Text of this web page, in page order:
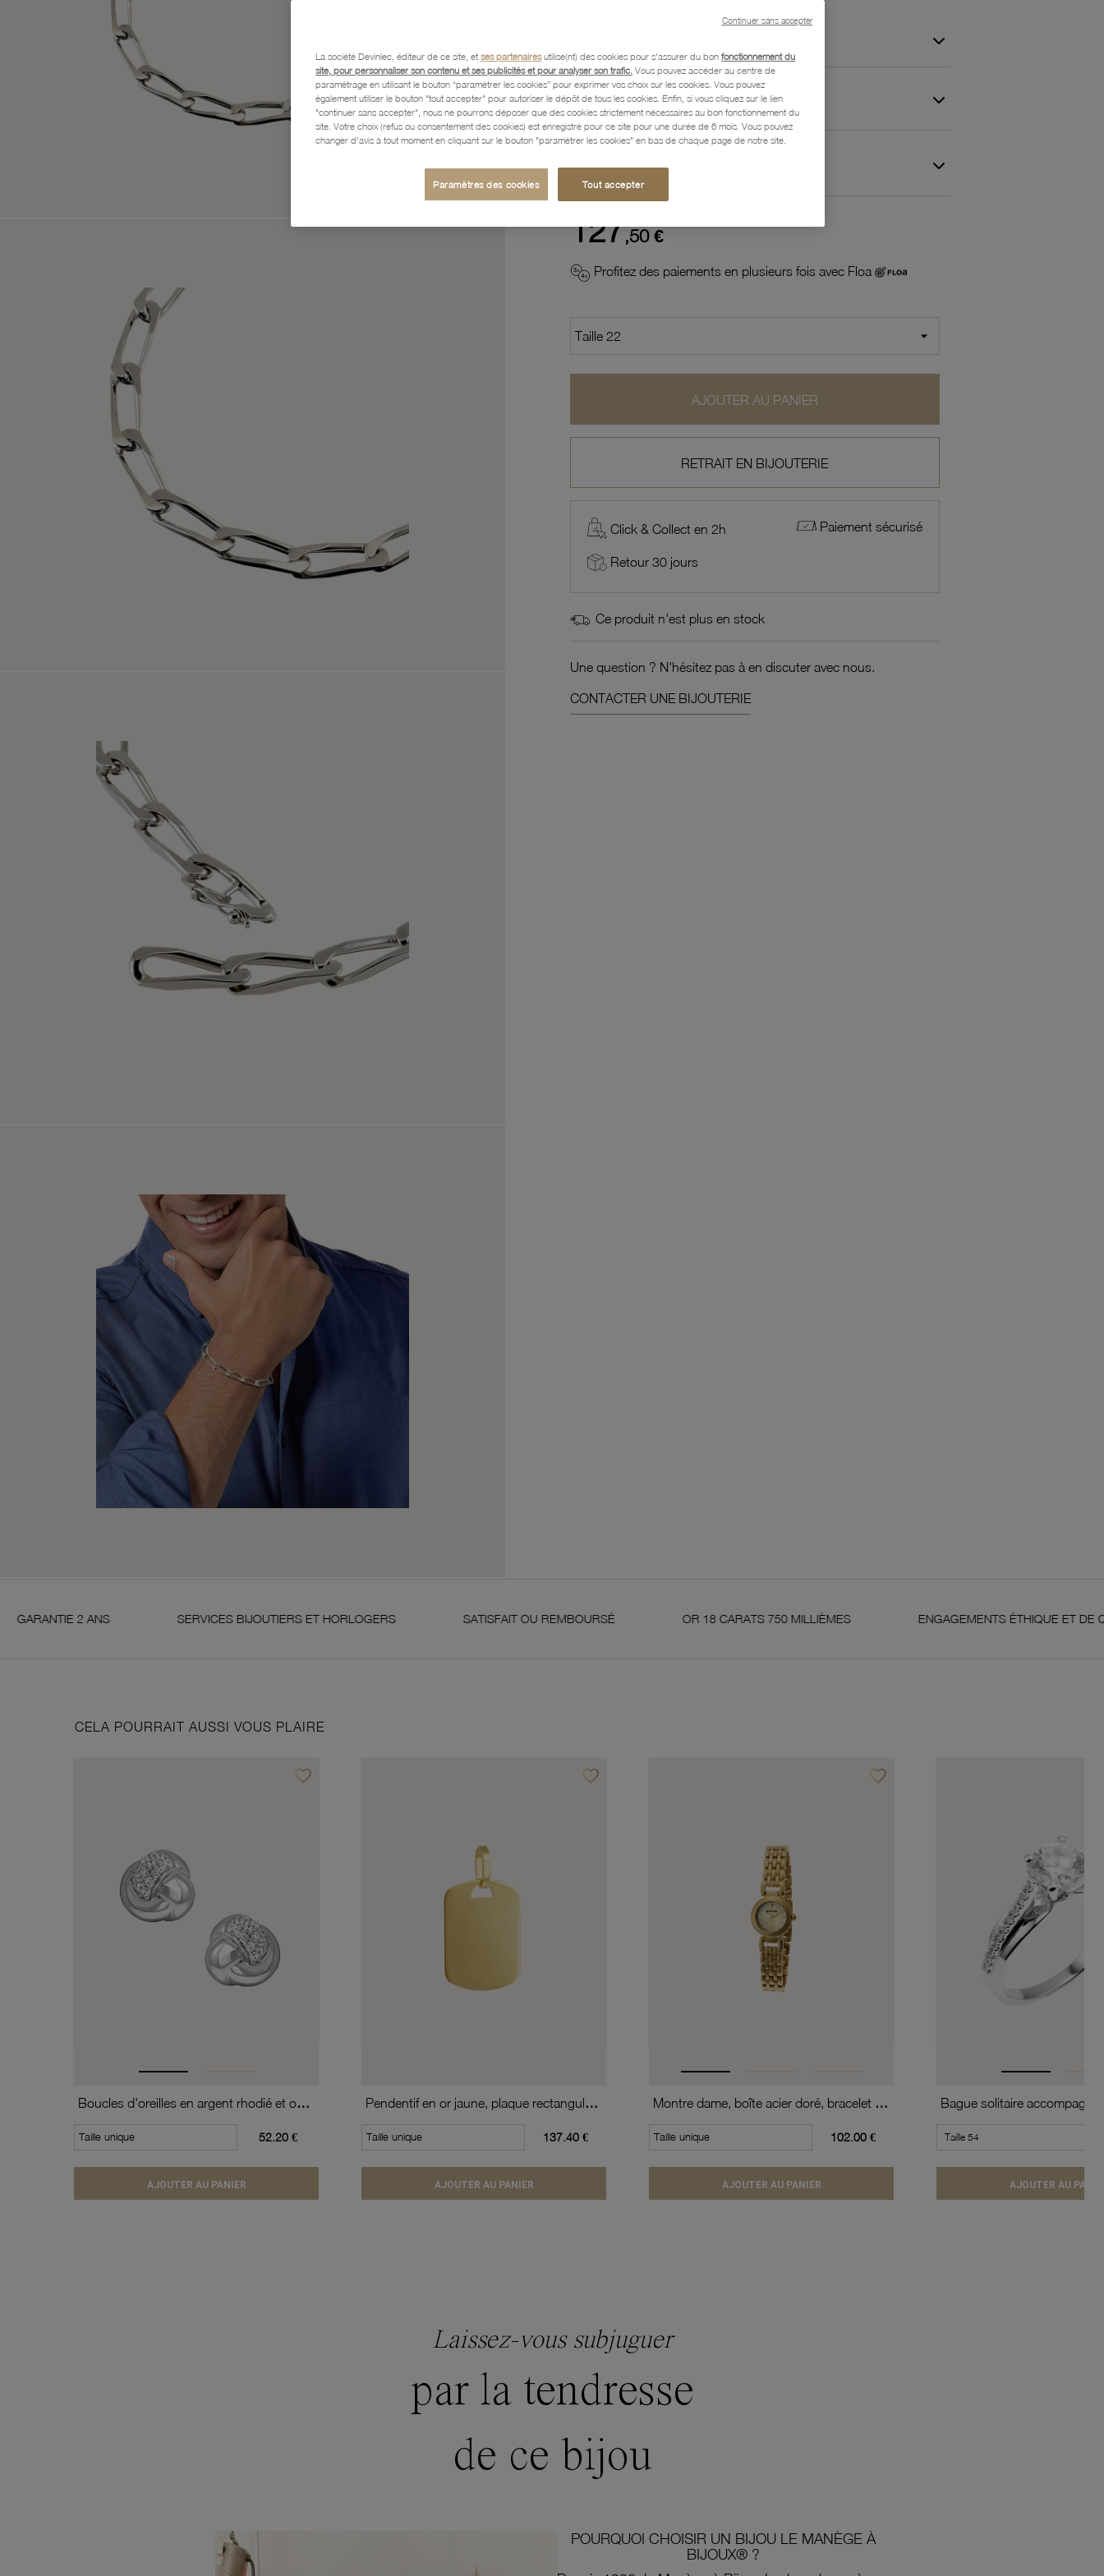
Caractéristiques détaillées
Paiement, Livraison, Retours et Garantie
127,50 €
Profitez des paiements en plusieurs fois avec Floa
AJOUTER AU PANIER
RETRAIT EN BIJOUTERIE
Click & Collect en 2h Paiement sécurisé
Retour 30 jours
Ce produit n'est plus en stock
Une question ? N'hésitez pas à en discuter avec nous.
CONTACTER UNE BIJOUTERIE
2 ANS SERVICES BIJOUTIERS ET HORLOGERS SATISFAIT OU REMBOURSÉ OR 18 CARATS 750 MILLIÈMES ENGAGEMENTS ÉTHIQUE ET DE QUALITÉ
CELA POURRAIT AUSSI VOUS PLAIRE
favorite_borderAjouter à vos favoris
Boucles d'oreilles en argent rhodié et oxydes de zirconium
Taille unique 52.20 €
AJOUTER AU PANIER
favorite_borderAjouter à vos favoris
Pendentif en or jaune, plaque rectangulaire
Taille unique 137.40 €
AJOUTER AU PANIER
favorite_borderAjouter à vos favoris
Montre dame, boîte acier doré, bracelet acier doré et verre minéral
Taille unique 102.00 €
AJOUTER AU PANIER AJOUTER AU
Laissez-vous subjuguer
par la tendresse
de ce bijou
POURQUOI CHOISIR UN BIJOU LE MANÈGE À
BIJOUX® ?
La société Devinlec, éditeur de ce site, et ses partenairesutilise(nt) des cookies pour s'assurer du bon fonctionnement du
site, pour personnaliser son contenu et ses publicités et pour analyser son trafic. Vous pouvez accéder au centre de
paramétrage en utilisant le bouton “paramétrer les cookies” pour exprimer vos choix sur les cookies. Vous pouvez
également utiliser le bouton "tout accepter" pour autoriser le dépôt de tous les cookies. Enfin, si vous cliquez sur le lien
"continuer sans accepter", nous ne pourrons déposer que des cookies strictement nécessaires au bon fonctionnement du
site. Votre choix (refus ou consentement des cookies) est enregistré pour ce site pour une durée de 6 mois. Vous pouvez
changer d'avis à tout moment en cliquant sur le bouton "paramétrer les cookies" en bas de chaque page de notre site.
Paramètres des cookies Tout accepter
Continuer sans accepter